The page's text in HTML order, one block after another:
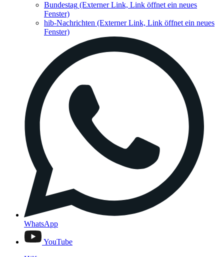
Bundestag (Externer Link, Link öffnet ein neues
Fenster)
hib-Nachrichten (Externer Link, Link öffnet ein neues
Fenster)
WhatsApp
YouTube